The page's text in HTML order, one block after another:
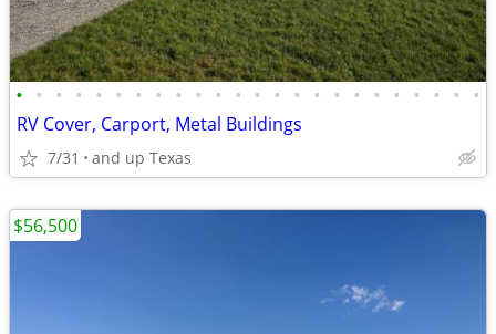
• • • • • • • • • • • • • • • • • • • • • • • •
RV Cover, Carport, Metal Buildings
7/31 and up Texas
$56,500